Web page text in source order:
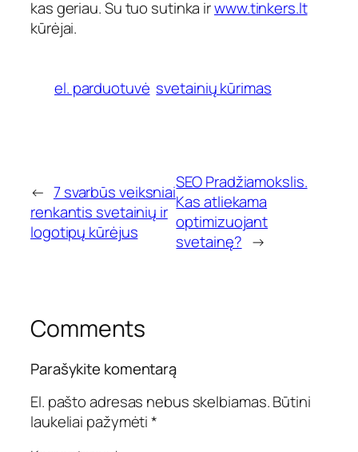
kas geriau. Su tuo sutinka irwww.tinkers.lt
kūrėjai.
el. parduotuvė svetainių kūrimas
← 7 svarbūs veiksniai
renkantis svetainių ir
logotipų kūrėjus
SEO Pradžiamokslis.
Kas atliekama
optimizuojant
svetainę? →
Comments
Parašykite komentarą
El. pašto adresas nebus skelbiamas.Būtini
laukeliai pažymėti*